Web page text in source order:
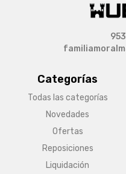
Categorías
Todas las categorías
Novedades
Ofertas
Reposiciones
Liquidación